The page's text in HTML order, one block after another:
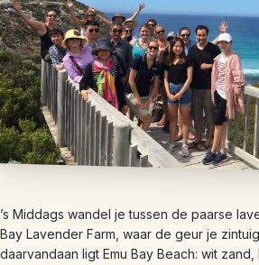
’s Middags wandel je tussen de paarse
Bay Lavender Farm, waar de geur je
daarvandaan ligt Emu Bay Beach: wit